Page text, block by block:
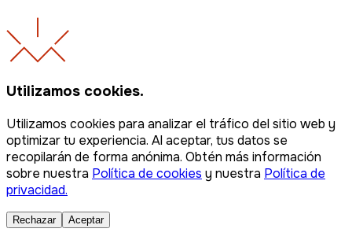
Utilizamos cookies.
Utilizamos cookies para analizar el tráfico del sitio web y
optimizar tu experiencia. Al aceptar, tus datos se
recopilarán de forma anónima. Obtén más información
sobre nuestra Política de cookies y nuestra Política de
privacidad.
Rechazar Aceptar